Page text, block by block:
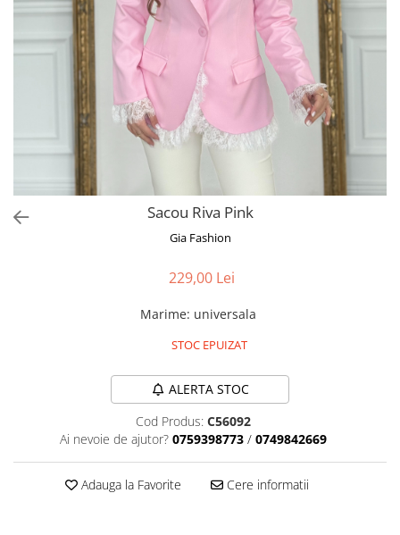
Pantaloni
Paltoane
Traditional
Sacou Riva Pink
Gia Fashion
229,00 Lei
Marime: universala
STOC EPUIZAT
ALERTA STOC
Cod Produs: C56092
Ai nevoie de ajutor? 0759398773 / 0749842669
Adauga la Favorite Cere informatii